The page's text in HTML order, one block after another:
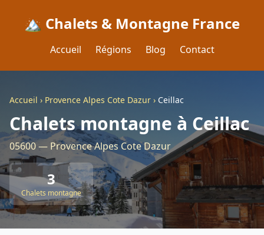
🏔️ Chalets & Montagne France
Accueil Régions Blog Contact
Accueil › Provence Alpes Cote Dazur › Ceillac
Chalets montagne à Ceillac
05600 — Provence Alpes Cote Dazur
3
Chalets montagne